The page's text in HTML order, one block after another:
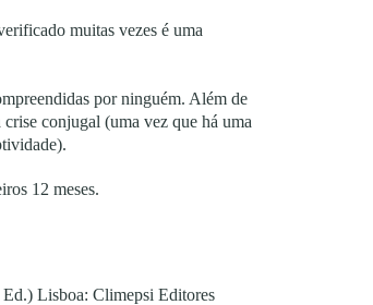
muitas vezes é uma
por ninguém. Além de
conjugal (uma vez que há uma
12 meses.
Ed.) Lisboa: Climepsi Editores